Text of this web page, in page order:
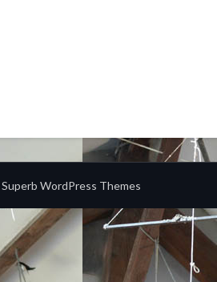
Superb WordPress Themes